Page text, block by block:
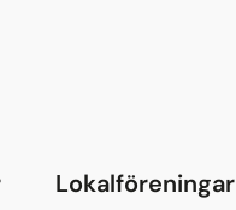
Lokalföreningar